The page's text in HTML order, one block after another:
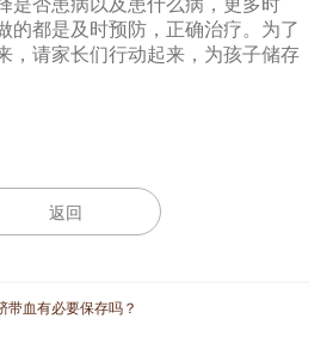
是否患病以及患什么病，更多时
的都是及时预防，正确治疗。为了
，请家长们行动起来，为孩子储存
返回
带血有必要保存吗？